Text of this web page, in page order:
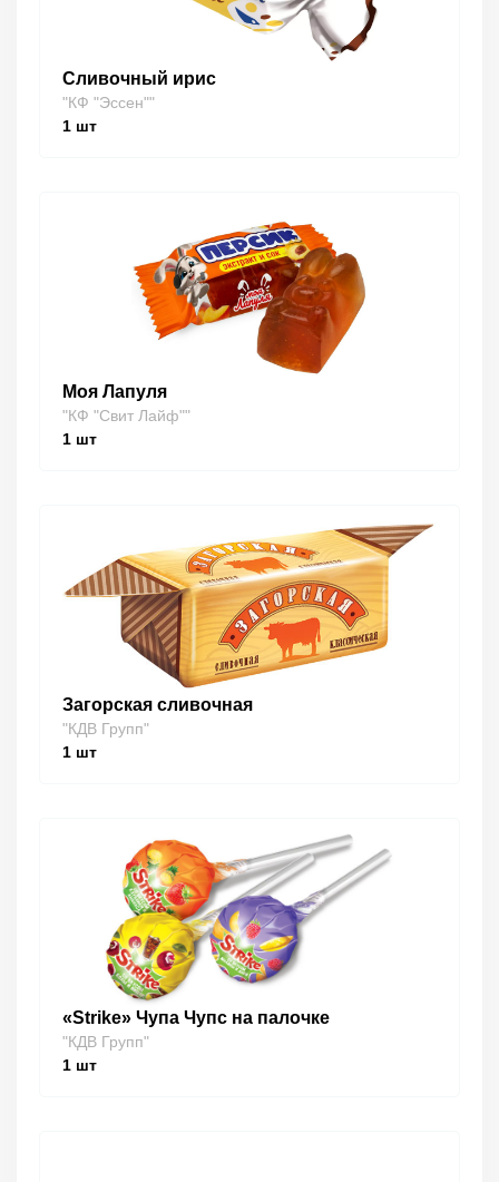
Сливочный ирис
"КФ "Эссен""
1 шт
Моя Лапуля
"КФ "Свит Лайф""
1 шт
Загорская сливочная
"КДВ Групп"
1 шт
«Strike» Чупа Чупс на палочке
"КДВ Групп"
1 шт